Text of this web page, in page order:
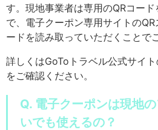
す。現地事業者は専用のQRコー
で、電子クーポン専用サイトの
ードを読み取っていただくことで
詳しくはGoToトラベル公式サイ
をご確認ください。
Q. 電子クーポンは現地
いでも使えるの？